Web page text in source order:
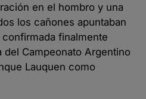
en el hombro y una
los cañones apuntaban
confirmada finalmente
Campeonato Argentino
Lauquen como